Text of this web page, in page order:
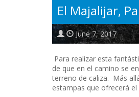
El Majalijar,
June 7, 2017
Para realizar esta
de que en el camino se
terreno de caliza. Más
estampas que ofrecerá